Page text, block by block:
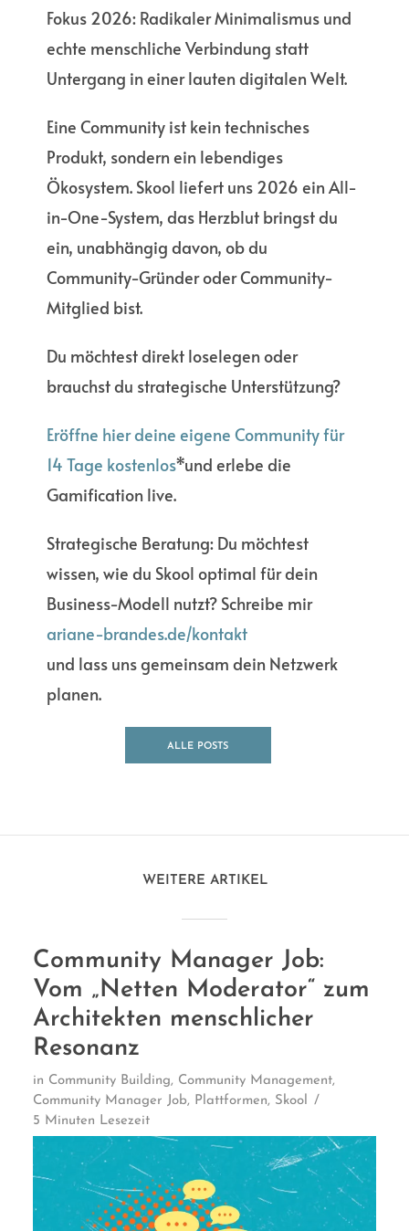
Fokus 2026: Radikaler Minimalismus und
echte menschliche Verbindung statt
Untergang in einer lauten digitalen Welt.
Eine Community ist kein technisches
Produkt, sondern ein lebendiges
Ökosystem. Skool liefert uns 2026 ein All-
in-One-System, das Herzblut bringst du
ein, unabhängig davon, ob du
Community-Gründer oder Community-
Mitglied bist.
Du möchtest direkt loselegen oder
brauchst du strategische Unterstützung?
Eröffne hier deine eigene Community für
14 Tage kostenlos*und erlebe die
Gamification live.
Strategische Beratung: Du möchtest
wissen, wie du Skool optimal für dein
Business-Modell nutzt? Schreibe mir
ariane-brandes.de/kontakt
und lass uns gemeinsam dein Netzwerk
planen.
ALLE POSTS
WEITERE ARTIKEL
Community Manager Job:
Vom „Netten Moderator“ zum
Architekten menschlicher
Resonanz
in Community Building, Community Management,
Community Manager Job, Plattformen, Skool
5 Minuten Lesezeit